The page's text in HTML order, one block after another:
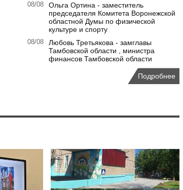
08/08
Ольга Ортина - заместитель
председателя Комитета Воронежской
областной Думы по физической
культуре и спорту
08/08
Любовь Третьякова - замглавы
Тамбовской области , министра
финансов Тамбовской области
Подробнее